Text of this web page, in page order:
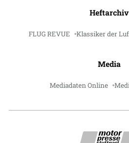
Heftarchiv
FLUG REVUE Klassiker der
Media
Mediadaten Online